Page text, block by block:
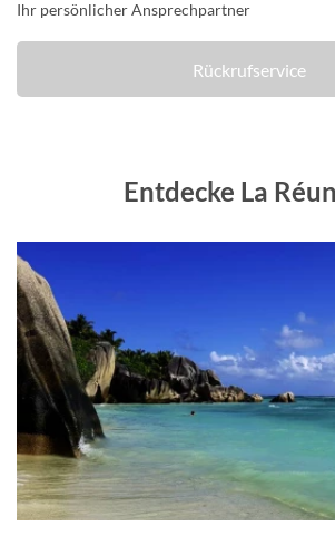
Ihr persönlicher Ansprechpartner
Rückrufservice
Entdecke La